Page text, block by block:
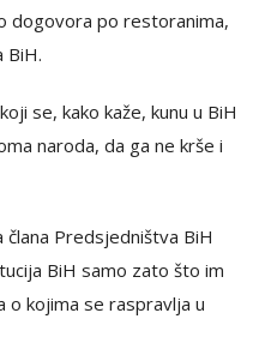
dogovora po restoranima,
BiH.
se, kako kaže, kunu u BiH
naroda, da ga ne krše i
člana Predsjedništva BiH
BiH samo zato što im
o kojima se raspravlja u